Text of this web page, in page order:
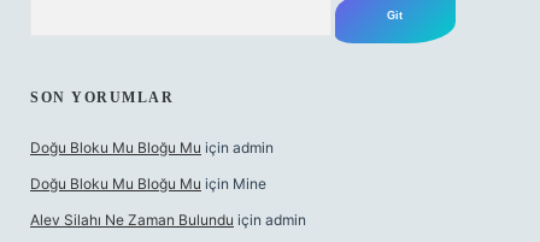
SON YORUMLAR
Doğu Bloku Mu Bloğu Mu için admin
Doğu Bloku Mu Bloğu Mu için Mine
Alev Silahı Ne Zaman Bulundu için admin